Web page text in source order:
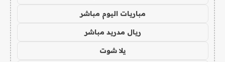
مباريات اليوم مباشر
ريال مدريد مباشر
يلا شوت